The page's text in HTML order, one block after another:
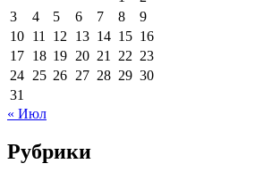
3
4 5 6 7 8
9
10 11 12 13 14 15 16
17 18 19 20 21 22 23
24 25 26 27 28 29 30
31
« Июл
Рубрики